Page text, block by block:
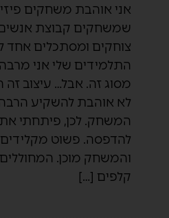
אני אוהבת משחקים
שמשחקים קבוצת
צוחקים ומסתכלים אחד
התלמידים שלי אני
מסוג זה. אבל… עיצוב
לא אוהבת להשקיע
המשחק. לכן, פיתחתי
להדפסה. פשוט
והמשחק מוכן. המחוללים
קלפים […]